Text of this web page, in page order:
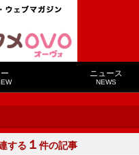
ニュース
NEWS
する １ 件の記事